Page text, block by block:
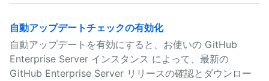
自動アップデートチェックの有効化
自動アップデートを有効にすると、お使いの GitHub
Enterprise Server インスタンス によって、最新の
GitHub Enterprise Server リリースの確認とダウンロー